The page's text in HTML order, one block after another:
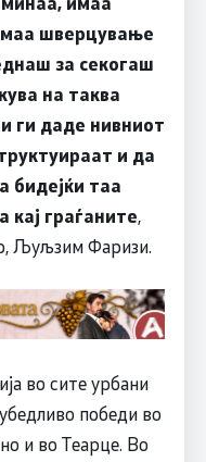
шверцување
за секогаш
на таква
ги даде нивниот
и да
бидејќи таа
кај граѓаните,
Љуљзим Фаризи.
во сите урбани
победи во
и во Теарце. Во